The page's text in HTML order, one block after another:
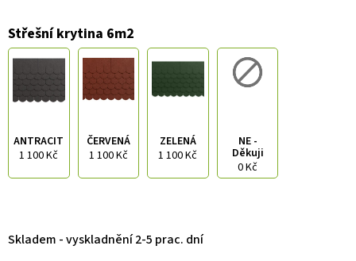
Střešní krytina 6m2
ANTRACIT
1 100 Kč
ČERVENÁ
1 100 Kč
ZELENÁ
1 100 Kč
NE -
Děkuji
0 Kč
Skladem - vyskladnění 2-5 prac. dní